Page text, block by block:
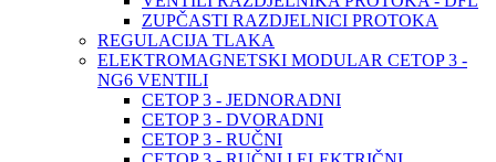
ZUPČASTI RAZDJELNICI PROTOKA
REGULACIJA TLAKA
ELEKTROMAGNETSKI MODULAR CETOP 3 -
NG6 VENTILI
CETOP 3 - JEDNORADNI
CETOP 3 - DVORADNI
CETOP 3 - RUČNI